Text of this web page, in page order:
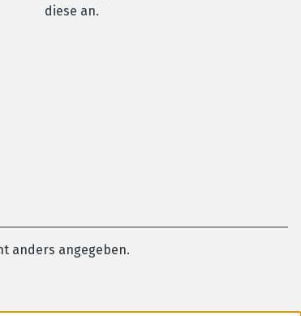
diese an.
anders angegeben.